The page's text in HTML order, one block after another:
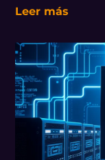
Leer más